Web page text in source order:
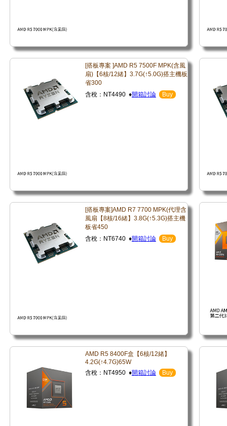
[搭板專案 ]AMD R5 7500F MPK(含風
扇)【6核/12緒】3.7G(↑5.0G)搭主機板
省300
含稅：NT4490 ♦開箱討論 Buy
[搭板專案]AMD R7 7700 MPK(代理含
風扇【8核/16緒】3.8G(↑5.3G)搭主機
板省450
含稅：NT6740 ♦開箱討論 Buy
AMD R5 8400F盒【6核/12緒】
4.2G(↑4.7G)65W
含稅：NT4950 ♦開箱討論 Buy